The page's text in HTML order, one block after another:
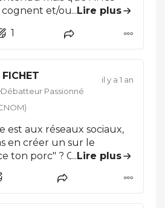
cognent et/ou ont des
indifférence, hostilité et
juste ? Monter des
judiciaire, est
partie (d'une façon
la sécurité de tous
personnalités) qui n'est
bouger. Ça embête
qui n'y peuvent rien. Si
... Lire plus
1
Débatteur Passionné
il y a 1 an
est aux réseaux sociaux,
en créer un sur le
ton porc" ? Créons un
ton agresseur" ! Nous
...Lire plus